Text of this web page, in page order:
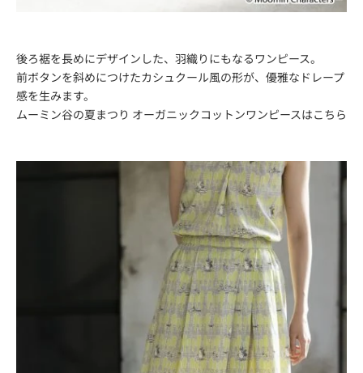
後ろ裾を長めにデザインした、羽織りにもなるワンピース。
前ボタンを斜めにつけたカシュクール風の形が、優雅なドレープ
感を生みます。
ムーミン谷の夏まつり オーガニックコットンワンピースはこちら